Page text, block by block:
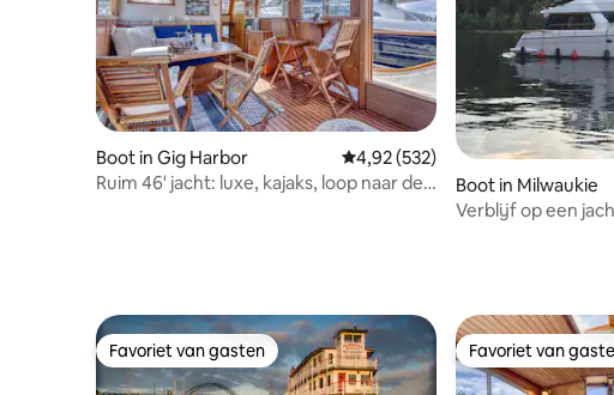
Boot in Gig Harbor Gemiddelde beoordeling van
4,92 (532)
Ruim 46' jacht: luxe, kajaks, loop naar de
Boot in Milwaukie
Verblijf op een
slaapkamers op
Favoriet van gasten
Favoriet van gasten Favoriet van
Favoriet van